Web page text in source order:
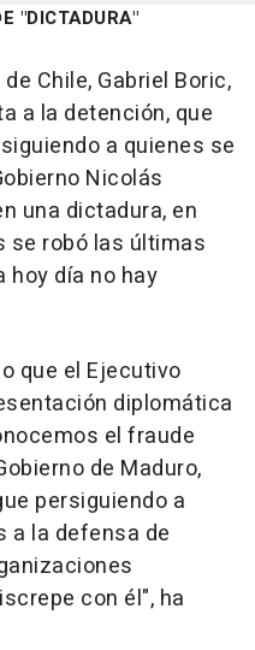
"DICTADURA"
Chile, Gabriel Boric,
a la detención, que
a quienes se
Nicolás
una dictadura, en
se robó las últimas
hoy día no hay
que el Ejecutivo
diplomática
el fraude
de Maduro,
persiguiendo a
a la defensa de
con él", ha